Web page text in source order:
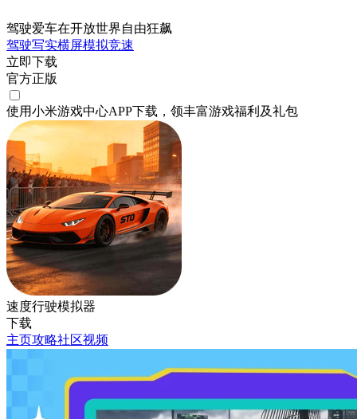
驾驶爱车在开放世界自由狂飙
驾驶写实横屏模拟竞速
立即下载
官方正版
使用小米游戏中心APP下载 ，领丰富游戏福利 及礼包
速度行驶模拟器
下载
主页攻略社区视频